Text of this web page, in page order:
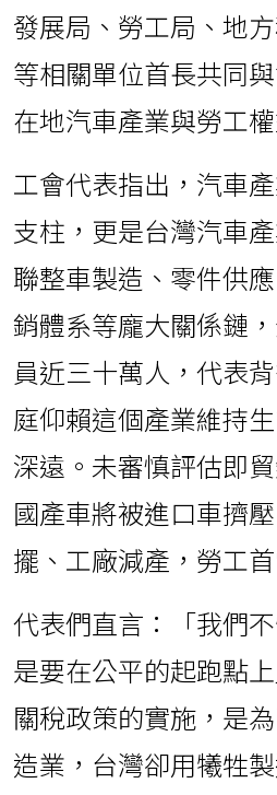
發展局、勞工局、地
等相關單位首長共同
在地汽車產業與勞工
工會代表指出，汽車
支柱，更是台灣汽車
聯整車製造、零件供
銷體系等龐大關係鏈
員近三十萬人，代表
庭仰賴這個產業維持
深遠。未審慎評估即
國產車將被進口車擠
擺、工廠減產，勞工
代表們直言：「我們
是要在公平的起跑點
關稅政策的實施，是
造業，台灣卻用犧牲製